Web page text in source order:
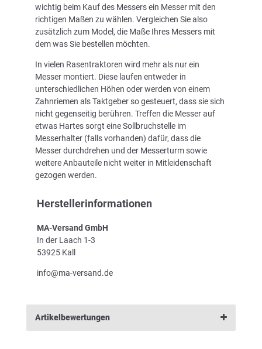
wichtig beim Kauf des Messers ein Messer mit den
richtigen Maßen zu wählen. Vergleichen Sie also
zusätzlich zum Model, die Maße Ihres Messers mit
dem was Sie bestellen möchten.
In vielen Rasentraktoren wird mehr als nur ein
Messer montiert. Diese laufen entweder in
unterschiedlichen Höhen oder werden von einem
Zahnriemen als Taktgeber so gesteuert, dass sie sich
nicht gegenseitig berühren. Treffen die Messer auf
etwas Hartes sorgt eine Sollbruchstelle im
Messerhalter (falls vorhanden) dafür, dass die
Messer durchdrehen und der Messerturm sowie
weitere Anbauteile nicht weiter in Mitleidenschaft
gezogen werden.
Herstellerinformationen
MA-Versand GmbH
In der Laach 1-3
53925 Kall
info@ma-versand.de
Artikelbewertungen